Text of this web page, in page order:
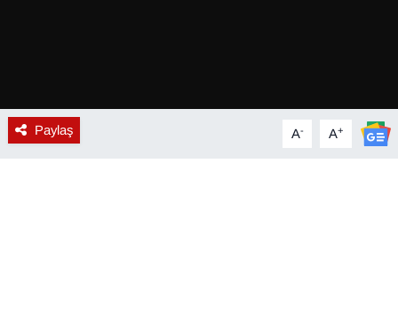
Paylaş A- A+
Eleman